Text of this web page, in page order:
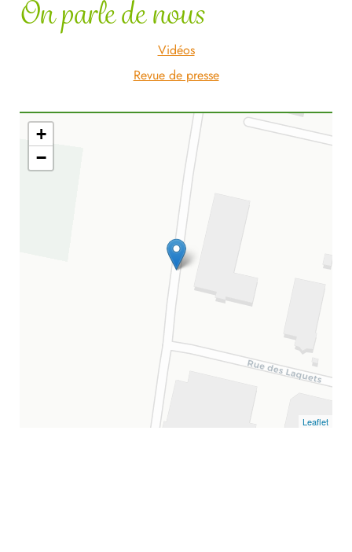
On parle de nous
Vidéos
Revue de presse
+
−
Leaflet